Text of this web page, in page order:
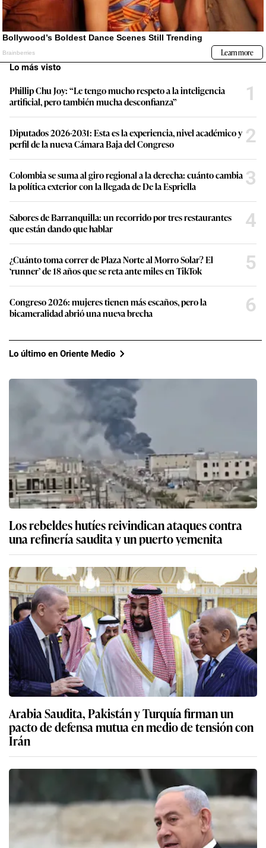
Lo más visto
Phillip Chu Joy: “Le tengo mucho respeto a la inteligencia
artificial, pero también mucha desconfianza”
1
Diputados 2026-2031: Esta es la experiencia, nivel académico y
perfil de la nueva Cámara Baja del Congreso
2
Colombia se suma al giro regional a la derecha: cuánto cambia
la política exterior con la llegada de De la Espriella
3
Sabores de Barranquilla: un recorrido por tres restaurantes
que están dando que hablar
4
¿Cuánto toma correr de Plaza Norte al Morro Solar? El
‘runner’ de 18 años que se reta ante miles en TikTok
5
Congreso 2026: mujeres tienen más escaños, pero la
bicameralidad abrió una nueva brecha
6
Lo último en Oriente Medio
Los rebeldes hutíes reivindican ataques contra
una refinería saudita y un puerto yemenita
Arabia Saudita, Pakistán y Turquía firman un
pacto de defensa mutua en medio de tensión con
Irán